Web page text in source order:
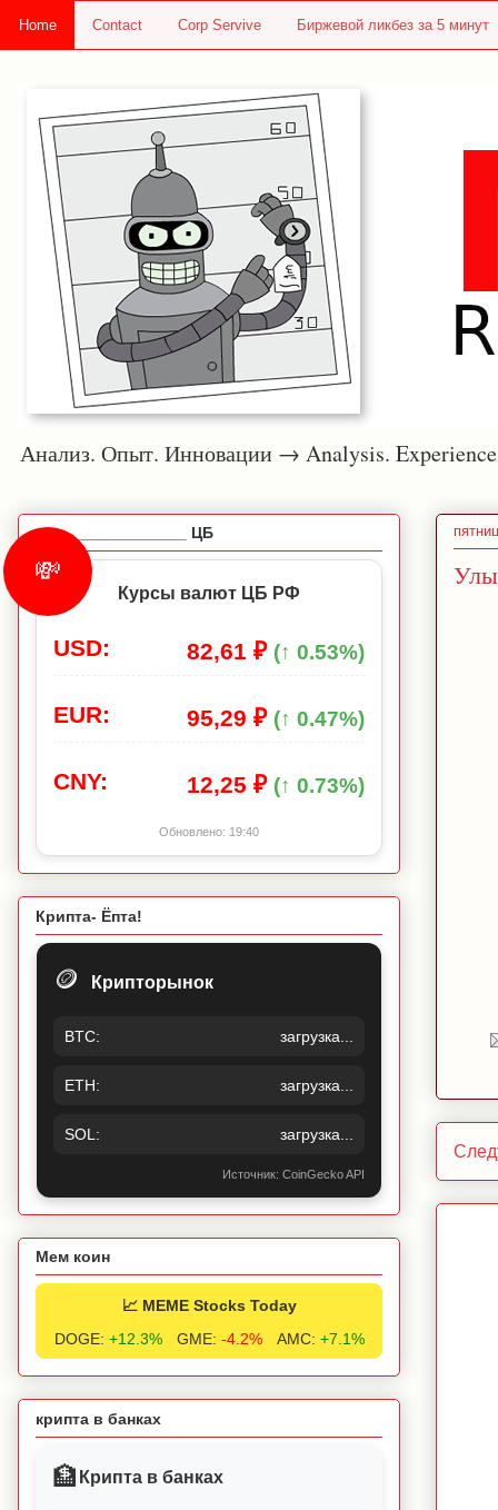
Home Contact Corp Servive Биржевой ликбез за 5 минут
Анализ. Опыт. Инновации → Analysis.
_________________ ЦБ
💸
Курсы валют ЦБ РФ
USD: 82,61 ₽ (↑ 0.53%)
EUR: 95,29 ₽ (↑ 0.47%)
CNY: 12,25 ₽ (↑ 0.73%)
Обновлено: 19:40
Крипта- Ёпта!
🪙 Крипторынок
BTC: загрузка...
ETH: загрузка...
SOL: загрузка...
Источник: CoinGecko API
Мем коин
📈 MEME Stocks Today
DOGE: +12.3% GME: -4.2% AMC: +7.1%
крипта в банках
🏦 Крипта в банках